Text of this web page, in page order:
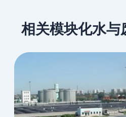
相关模块化水与